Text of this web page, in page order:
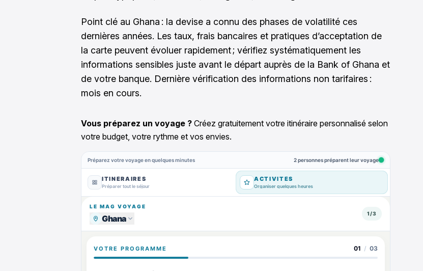
Point clé au Ghana : la devise a connu des phases de volatilité ces
dernières années. Les taux, frais bancaires et pratiques d’acceptation de
la carte peuvent évoluer rapidement ; vérifiez systématiquement les
informations sensibles juste avant le départ auprès de la Bank of Ghana et
de votre banque. Dernière vérification des informations non tarifaires :
mois en cours.
Vous préparez un voyage ? Créez gratuitement votre itinéraire personnalisé selon
votre budget, votre rythme et vos envies.